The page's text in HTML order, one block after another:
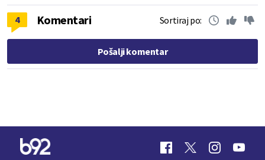
4 Komentari Sortiraj po:
Pošalji komentar